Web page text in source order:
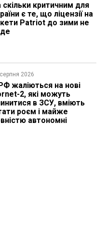
скільки критичним для
є те, що ліцензії на
Patriot до зими не
2026
жаліються на нові
2, які можуть
в ЗСУ, вміють
роєм і майже
автономні